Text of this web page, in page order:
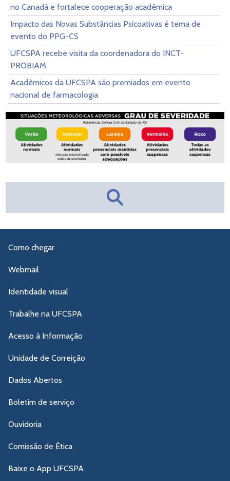
no Canadá e fortalece cooperação acadêmica
Impacto das Novas Substâncias Psicoativas é tema de
evento do PPG-CS
UFCSPA recebe visita da coordenadora do INCT-
PROBIAM
Acadêmicos da UFCSPA são premiados em evento
nacional de farmacologia
Como chegar
Webmail
Identidade visual
Trabalhe na UFCSPA
Acesso à Informação
Unidade de Correição
Dados Abertos
Boletim de serviço
Ouvidoria
Comissão de Ética
Baixe o App UFCSPA